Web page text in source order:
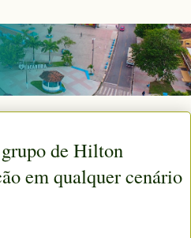
de Hilton
em qualquer cenário